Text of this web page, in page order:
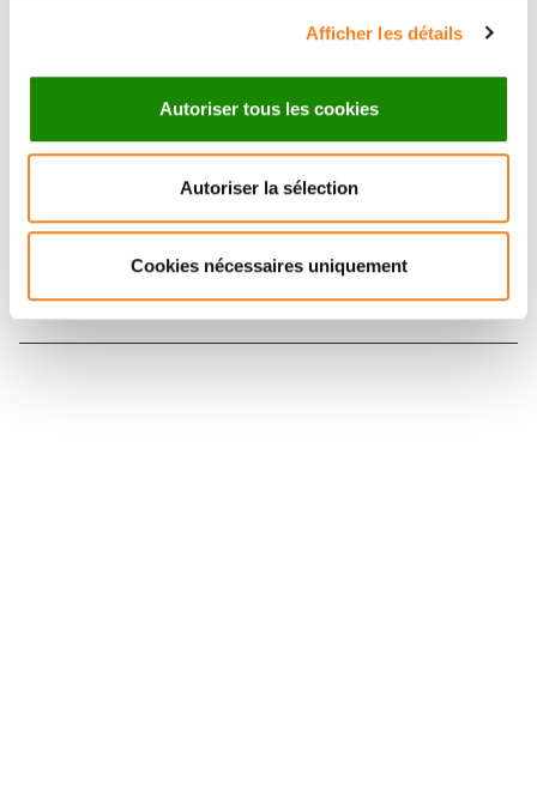
Afficher les détails
Autoriser tous les cookies
Autoriser la sélection
Cookies nécessaires uniquement
Retrouvez notre actualité sur les réseaux
sociaux et en vous inscrivant à notre newsletter.
Inscrivez-vous à la newsletter